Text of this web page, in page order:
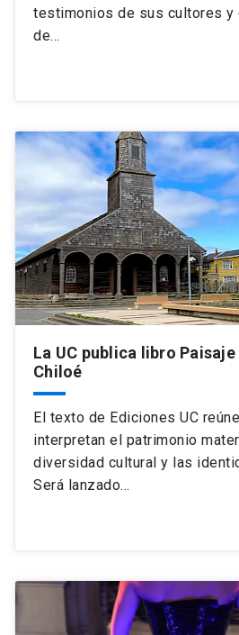
testimonios de sus cultores y
de…
La UC publica libro
Chiloé
El texto de Ediciones UC
interpretan el patrimonio
diversidad cultural y las
Será lanzado…